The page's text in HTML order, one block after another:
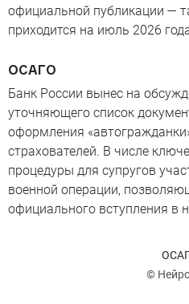
официальной публикации —
приходится на июль 2026
ОСАГО
Банк России вынес на
уточняющего список
оформления
страхователей. В числе
процедуры для супругов
военной операции,
официального вступления в
©